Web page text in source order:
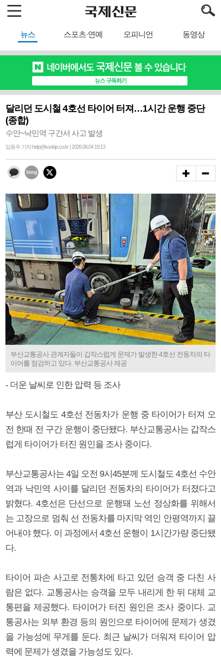
뉴스 스포츠·연예 오피니언 동영상
달리던 도시철 4호선 타이어 터져…1시간 운행 중단
(종합)
수안~낙민역 구간서 사고 발생
임동우 기자 help@kookje.co.kr | 2026.06.04 19:13
부산교통공사 관계자들이 갑작스럽게 문제가 발생한 4호선 전동차의 타
이어를 점검하고 있다. 부산교통공사 제공
- 더운 날씨로 인한 압력 등 조사
부산 도시철도 4호선 전동차가 운행 중 타이어가 터져 오
전 한때 전 구간 운행이 중단됐다. 부산교통공사는 갑작스
럽게 타이어가 터진 원인을 조사 중이다.
부산교통공사는 4일 오전 9시45분께 도시철도 4호선 수안
역과 낙민역 사이를 달리던 전동차의 타이어가 터졌다고
밝혔다. 4호선은 단선으로 운행돼 노선 정상화를 위해서
는 고장으로 멈춰 선 전동차를 마지막 역인 안평역까지 끌
어내야 했다. 이 과정에서 4호선 운행이 1시간가량 중단됐
다.
타이어 파손 사고로 전통차에 타고 있던 승객 중 다친 사
람은 없다. 교통공사는 승객을 모두 내리게 한 뒤 대체 교
통편을 제공했다. 타이어가 터진 원인은 조사 중이다. 교
통공사는 외부 환경 등의 원인으로 타이어에 문제가 생겼
을 가능성에 무게를 둔다. 최근 날씨가 더워져 타이어 압
력에 문제가 생겼을 가능성도 있다.